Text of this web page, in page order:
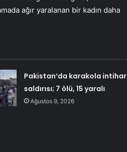
ağır yaralanan bir kadın daha
Pakistan’da karakola intihar
saldırısı; 7 ölü, 15 yaralı
Ağustos 9, 2026